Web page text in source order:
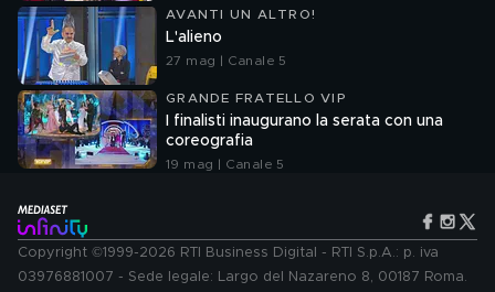
AVANTI UN ALTRO!
L'alieno
27 mag | Canale 5
GRANDE FRATELLO VIP
I finalisti inaugurano la serata con una
coreografia
19 mag | Canale 5
Copyright ©1999-2026 RTI Business Digital - RTI S.p.A.: p. iva
03976881007 - Sede legale: Largo del Nazareno 8, 00187 Roma.